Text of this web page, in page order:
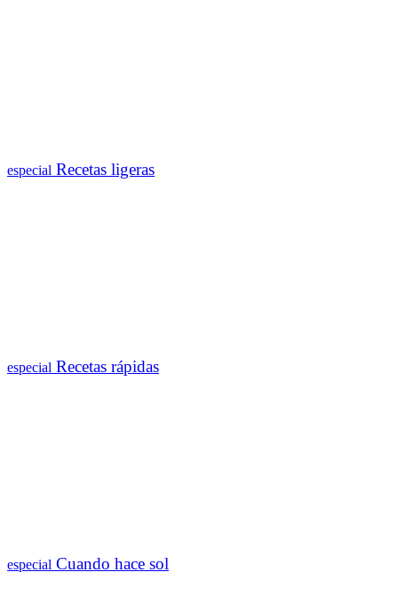
especial Recetas ligeras
especial Recetas rápidas
especial Cuando hace sol